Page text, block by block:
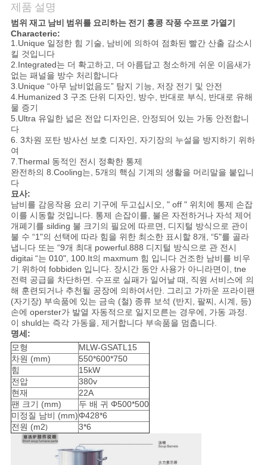
주
세
요
뉴
스
경
우
VR
사
이
트
맵
PRIVACY
POLICY
제품 설명
범위 재고 남비 범위를 요리하는 전기 홍콩 작풍 수프로 가열기
Characteric:
1.Unique 일정한 힘 기술, 남비에 의하여 점화된 빨간 산출 감소시
킬 것입니다
2.Integrated는 더 확고하고, 더 아름답고 청소하게 쉬운 이음새가
없는 패널을 방수 처리합니다
3.Unique “아무 남비없음도” 탐지 기능, 저장 전기 및 안전
4.Humanized 3 구조 단위 디자인, 방수, 반대로 부식, 반대로 유해
물 증기
5.Ultra 유일한 넓은 전압 디자인은, 안정되어 있는 가동 안전합니
다
6. 3차원 포탄 방사선 보호 디자인, 자기장의 누설을 방지하기 위하
여
7.Thermal 동적인 전시 정확한 통제
완전하의 8.Cooling는, 5개의 핵심 기계의 생활을 머리말을 붙입니
다
묘사:
남비를 감응작용 요리 기구에 두고십시오, " off " 위치에 통제 손잡
이를 시동할 것입니다. 통제 손잡이를, 불은 자전하거나 자석 제어
개폐기를 silding 불 크기의 필요에 따르면, 디지털 방식으로 관이
불 수 “1"의 선택에 따라 힘을 위한 최소한 표시할 8개, “5"를 골라
냅니다 또는 “9개 최대 powerful.888 디지털 방식으로 관 전시
digitai “는 010", 100.It의 maxmum 힘 입니다 건조한 남비를 비우
기 위하여 fobbiden 입니다. 장시간 동안 사용가 아니라면이, tne
전력 공급을 차단하면. 수프로 실패가 일어날 때, 직원 서비스에 의
해 훈련되거나 추천될 공장에 의하여서만. 그리고 가까운 프라이팬
(자기장) 부속품에 있는 금속 (철) 종류 보석 (반지, 팔찌, 시계, 등)
손에 operster가 발열 자동적으로 일지모른는 경우에, 가동 과정.
이 shuld는 즉각 가동을, 제거합니다 부속품을 멈춥니다.
명세:
모형
MLW-GSATL15
차원 (mm)
550*600*750
힘
15kW
전압
380v
현재
22A
팬 크기 (mm)
두 배 귀 Φ500*500
미정질 남비 (mm)Φ428*6
전원 (m2) 3*6